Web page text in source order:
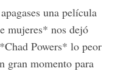
una película
mujeres* nos dejó
Powers* lo peor
gran momento para